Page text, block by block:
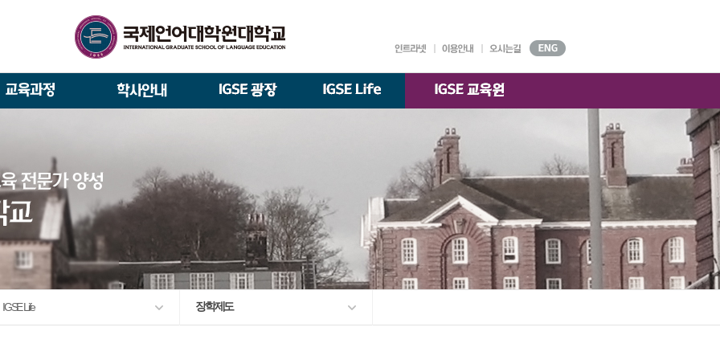
석사/박사과정 모집요강
일반(내국인)전형 모집요강
외국인 유학생 특별전형 모집요강
언어교육융합학과
한국어·영어통번역전공
한국어·베트남어통번역전공
유학생 원서 접수
About IGSE
IGSE 소개
설립 이념과 비전
학교법인
IGSE 발자취
학교 상징
역대 총장
대학기구 찾아오시는 길
대학자체평가·
언어교육융합학과 교수소개
TESOL & 영어교재개발(주간)
영어·한국어교육(야간)
외국어로서의 한국어교육(주간)
통번역학과
한국어·베트남어통번역(주간)
교수소개
한국어·영어통번역(야간) 교수소개
국제경영학과
K-융합경영
교수소개
한국·베트남 전문경영 교수소개
학사 일정
규정
IGSE News
학업 활동 출간·출시 부속기관
학술정보원
장학제도
IT 지원 안내
IGSE Life 장학제도